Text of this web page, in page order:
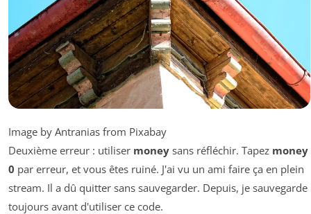
Image by Antranias from Pixabay
Deuxième erreur : utiliser money sans réfléchir. Tapez money
0 par erreur, et vous êtes ruiné. J'ai vu un ami faire ça en plein
stream. Il a dû quitter sans sauvegarder. Depuis, je sauvegarde
toujours avant d'utiliser ce code.